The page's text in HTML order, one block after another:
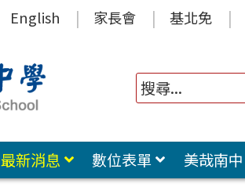
English 家長會 基北免
最新消息 數位表單 美哉南中